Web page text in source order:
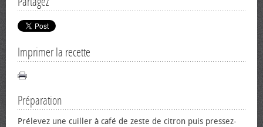
Imprimer la recette
Préparation
Prélevez une cuiller à café de zeste de citron puis pressez-